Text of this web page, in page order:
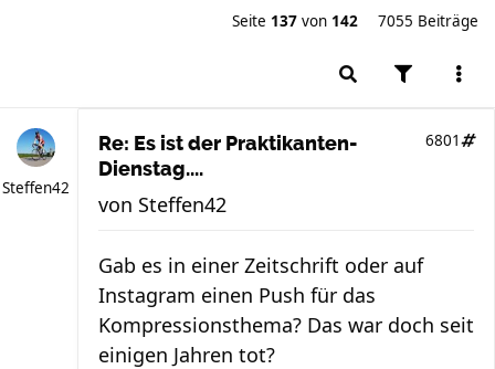
Seite 137 von 142 7055 Beiträge
Steffen42
Re: Es ist der Praktikanten-
Dienstag....
6801
von Steffen42
Gab es in einer Zeitschrift oder auf
Instagram einen Push für das
Kompressionsthema? Das war doch seit
einigen Jahren tot?